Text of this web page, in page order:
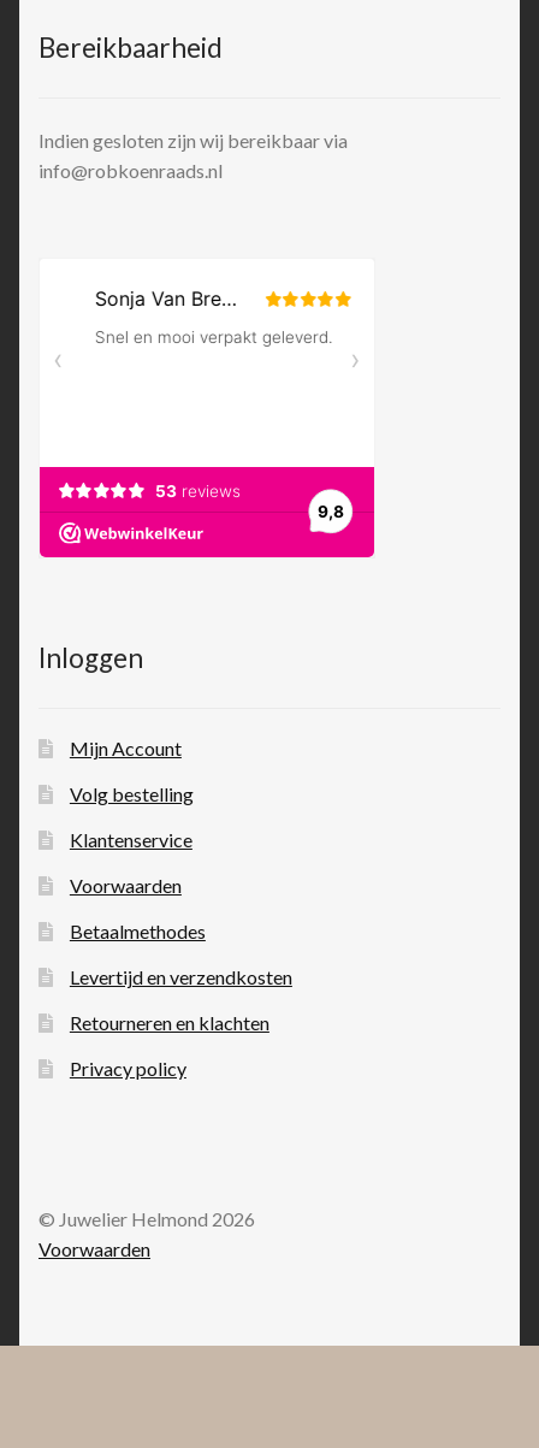
Bereikbaarheid
Indien gesloten zijn wij bereikbaar via
info@robkoenraads.nl
Inloggen
Mijn Account
Volg bestelling
Klantenservice
Voorwaarden
Betaalmethodes
Levertijd en verzendkosten
Retourneren en klachten
Privacy policy
© Juwelier Helmond 2026
Voorwaarden